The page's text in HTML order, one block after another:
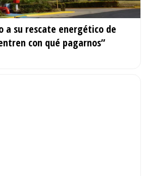
a su rescate energético de
con qué pagarnos”